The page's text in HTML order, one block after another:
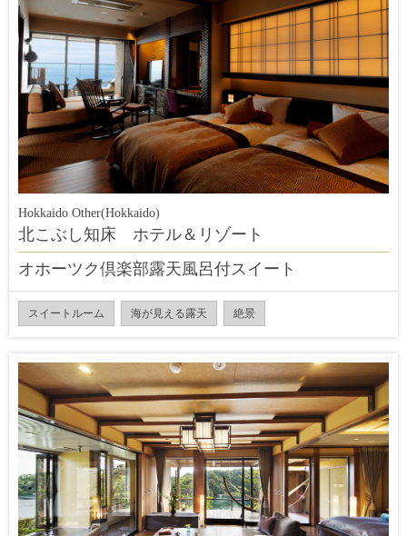
Hokkaido Other(Hokkaido)
北こぶし知床 ホテル＆リゾート
オホーツク倶楽部露天風呂付スイート
スイートルーム 海が見える露天 絶景